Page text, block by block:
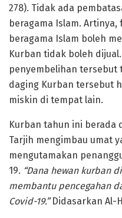
278). Tidak ada
beragama Islam.
beragama Islam boleh
Kurban tidak boleh
penyembelihan tersebut
daging Kurban tersebut
miskin di tempat lain.
Kurban tahun ini berada
Tarjih mengimbau umat
mengutamakan
19. “Dana hewan kurban
membantu pencegahan
Covid-19.”Didasarkan Al-